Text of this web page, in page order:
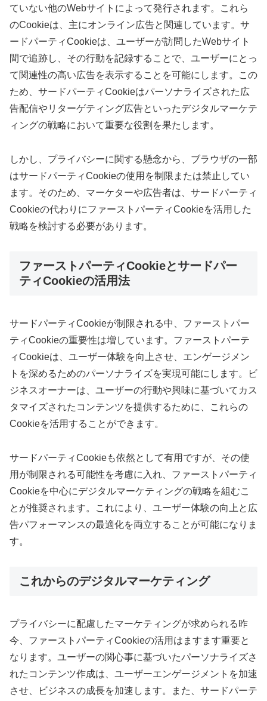
ていない他のWebサイトによって発行されます。これら
のCookieは、主にオンライン広告と関連しています。サ
ードパーティCookieは、ユーザーが訪問したWebサイト
間で追跡し、その行動を記録することで、ユーザーにとっ
て関連性の高い広告を表示することを可能にします。この
ため、サードパーティCookieはパーソナライズされた広
告配信やリターゲティング広告といったデジタルマーケテ
ィングの戦略において重要な役割を果たします。
しかし、プライバシーに関する懸念から、ブラウザの一部
はサードパーティCookieの使用を制限または禁止してい
ます。そのため、マーケターや広告者は、サードパーティ
Cookieの代わりにファーストパーティCookieを活用した
戦略を検討する必要があります。
ファーストパーティCookieとサードパー
ティCookieの活用法
サードパーティCookieが制限される中、ファーストパー
ティCookieの重要性は増しています。ファーストパーテ
ィCookieは、ユーザー体験を向上させ、エンゲージメン
トを深めるためのパーソナライズを実現可能にします。ビ
ジネスオーナーは、ユーザーの行動や興味に基づいてカス
タマイズされたコンテンツを提供するために、これらの
Cookieを活用することができます。
サードパーティCookieも依然として有用ですが、その使
用が制限される可能性を考慮に入れ、ファーストパーティ
Cookieを中心にデジタルマーケティングの戦略を組むこ
とが推奨されます。これにより、ユーザー体験の向上と広
告パフォーマンスの最適化を両立することが可能になりま
す。
これからのデジタルマーケティング
プライバシーに配慮したマーケティングが求められる昨
今、ファーストパーティCookieの活用はますます重要と
なります。ユーザーの関心事に基づいたパーソナライズさ
れたコンテンツ作成は、ユーザーエンゲージメントを加速
させ、ビジネスの成長を加速します。また、サードパーテ